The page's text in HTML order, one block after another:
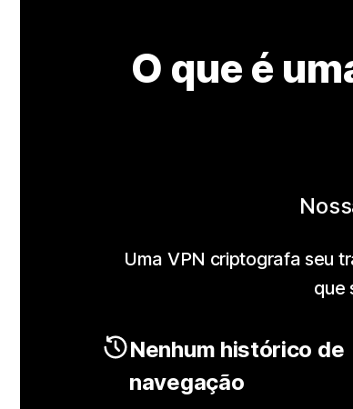
O que é
Uma VPN criptografa seu
que
Nenhum histórico de
navegação